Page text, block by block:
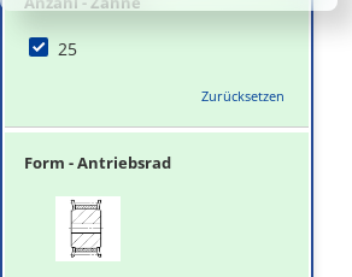
25
Zurücksetzen
Form - Antriebsrad